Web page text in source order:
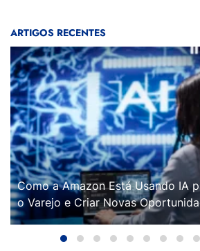
ARTIGOS RECENTES
Como a Amazon Está Usando IA
o Varejo e Criar Novas